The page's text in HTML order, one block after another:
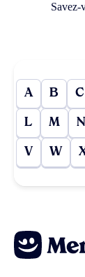
Savez-
A B C
L M N
V W